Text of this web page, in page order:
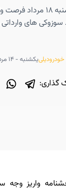
از امروز تا پایان روز
های وارداتی
خودرودیلییکشنبه - ۱۴ مرداد ۱۴۰۳ - ۲۲:۲۹
گذاری:
واریز وجه